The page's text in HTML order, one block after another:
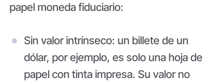
papel moneda fiduciario:
Sin valor intrínseco: un billete de un
dólar, por ejemplo, es solo una hoja de
papel con tinta impresa. Su valor no